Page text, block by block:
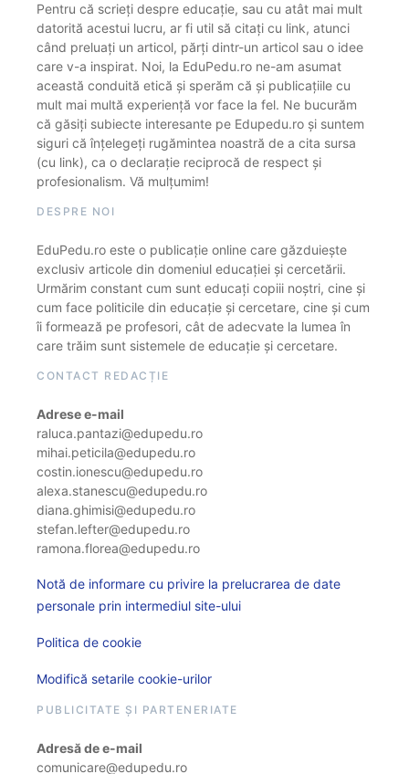
Pentru că scrieți despre educație, sau cu atât mai mult
datorită acestui lucru, ar fi util să citați cu link, atunci
când preluați un articol, părți dintr-un articol sau o idee
care v-a inspirat. Noi, la EduPedu.ro ne-am asumat
această conduită etică și sperăm că și publicațiile cu
mult mai multă experiență vor face la fel. Ne bucurăm
că găsiți subiecte interesante pe Edupedu.ro și suntem
siguri că înțelegeți rugămintea noastră de a cita sursa
(cu link), ca o declarație reciprocă de respect și
profesionalism. Vă mulțumim!
DESPRE NOI
EduPedu.ro este o publicație online care găzduiește
exclusiv articole din domeniul educației și cercetării.
Urmărim constant cum sunt educați copiii noștri, cine și
cum face politicile din educație și cercetare, cine și cum
îi formează pe profesori, cât de adecvate la lumea în
care trăim sunt sistemele de educație și cercetare.
CONTACT REDACȚIE
Adrese e-mail
raluca.pantazi@edupedu.ro
mihai.peticila@edupedu.ro
costin.ionescu@edupedu.ro
alexa.stanescu@edupedu.ro
diana.ghimisi@edupedu.ro
stefan.lefter@edupedu.ro
ramona.florea@edupedu.ro
Notă de informare cu privire la prelucrarea de date
personale prin intermediul site-ului
Politica de cookie
Modifică setarile cookie-urilor
PUBLICITATE ȘI PARTENERIATE
Adresă de e-mail
comunicare@edupedu.ro